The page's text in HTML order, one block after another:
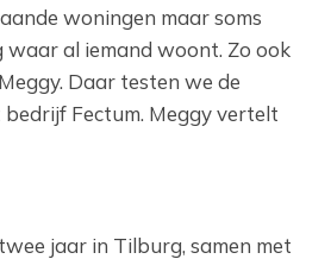
woningen maar soms
waar al iemand woont. Zo ook
Daar testen we de
Fectum. Meggy vertelt
jaar in Tilburg, samen met